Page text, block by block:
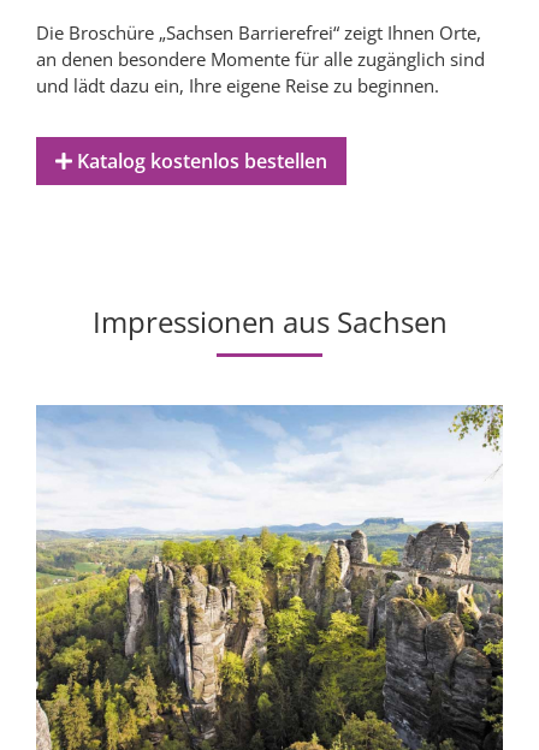
Die Broschüre „Sachsen Barrierefrei“ zeigt Ihnen Orte,
an denen besondere Momente für alle zugänglich sind
und lädt dazu ein, Ihre eigene Reise zu beginnen.
Katalog kostenlos bestellen
Impressionen aus Sachsen